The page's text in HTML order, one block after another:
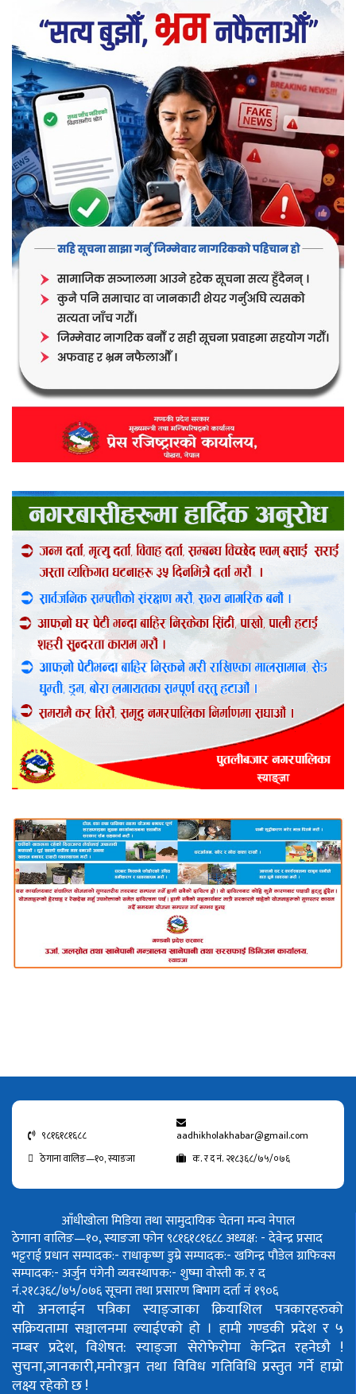
९८१६१८१६८८
aadhikholakhabar@gmail.com
ठेगाना वालिङ—१०, स्याङजा
क. र द नं. २१८३६८/७५/०७६
आँधीखोला मिडिया तथा सामुदायिक चेतना मन्च नेपाल
ठेगाना वालिङ—१०, स्याङजा फोन ९८१६१८१६८८अध्यक्ष: - देवेन्द्र प्रसाद
भट्टराईप्रधान सम्पादक:- राधाकृष्ण डुम्रेसम्पादक:- खगिन्द्र पौडेलग्राफिक्स
सम्पादक:- अर्जुन पंगेनीव्यवस्थापक:- शुष्मा वोस्तीक. र द
नं.२१८३६८/७५/०७६सूचना तथा प्रसारण बिभाग दर्ता नं १९०६
यो अनलाईन पत्रिका स्याङ्जाका क्रियाशिल पत्रकारहरुको
सक्रियतामा सञ्चालनमा ल्याईएको हो । हामी गण्डकी प्रदेश र ५
नम्बर प्रदेश, विशेषत: स्याङ्जा सेरोफेरोमा केन्द्रित रहनेछौ !
सुचना,जानकारी,मनोरञ्जन तथा विविध गतिविधि प्रस्तुत गर्ने हाम्रो
लक्ष्य रहेको छ !